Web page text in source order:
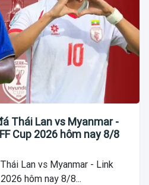
Thái Lan vs Myanmar -
Cup 2026 hôm nay 8/8
Lan vs Myanmar - Link
hôm nay 8/8...